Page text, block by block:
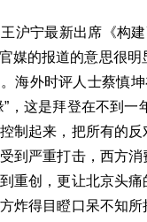
沪宁最新出席《构
媒的报道的意思很
海外时评人士蔡慎
”，这是拜登在不到
制起来，把所有的
到严重打击，西方
重创，更让北京头
炸得目瞪口呆不知